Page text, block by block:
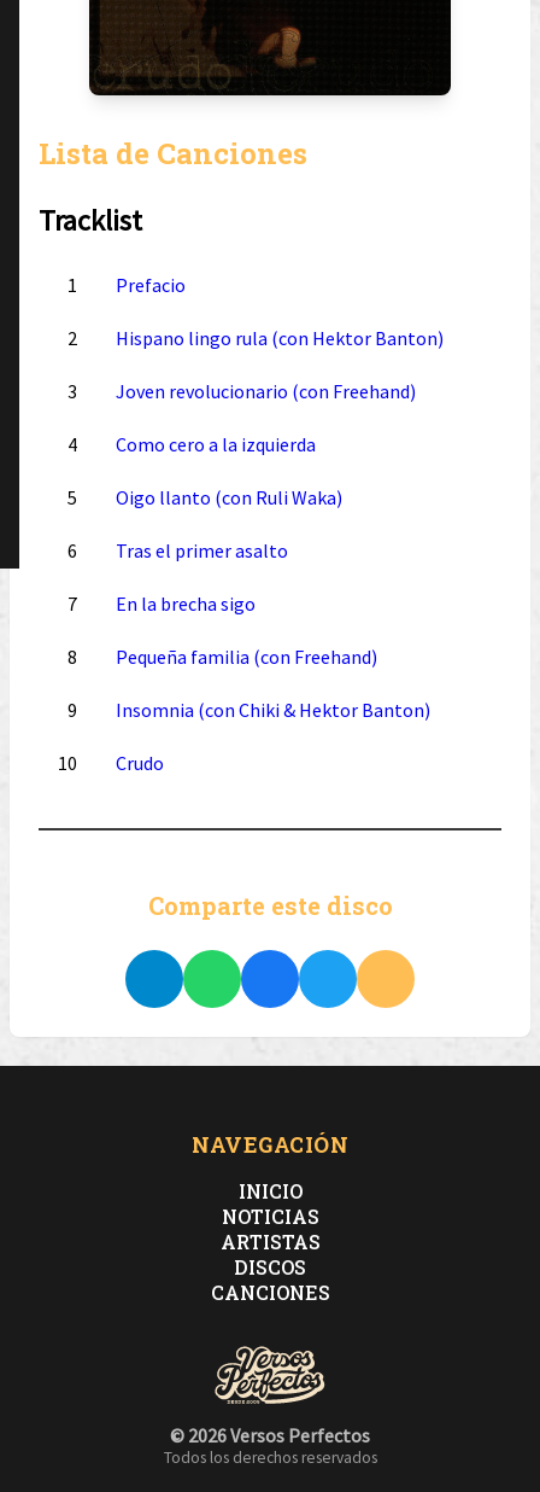
Lista de Canciones
Tracklist
1 Prefacio
2 Hispano lingo rula (con Hektor Banton)
3 Joven revolucionario (con Freehand)
4 Como cero a la izquierda
5 Oigo llanto (con Ruli Waka)
6 Tras el primer asalto
7 En la brecha sigo
8 Pequeña familia (con Freehand)
9 Insomnia (con Chiki & Hektor Banton)
10 Crudo
Comparte este disco
NAVEGACIÓN
INICIO
NOTICIAS
ARTISTAS
DISCOS
CANCIONES
© 2026 Versos Perfectos
Todos los derechos reservados